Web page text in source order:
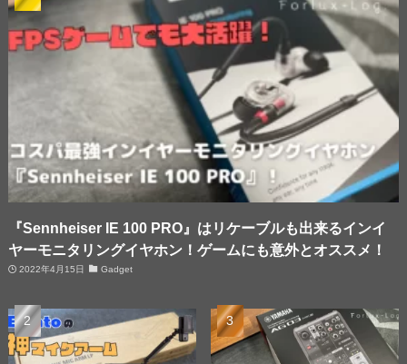
『Sennheiser IE 100 PRO』はリケーブルも出来るインイ
ヤーモニタリングイヤホン！ゲームにも意外とオススメ！
2022年4月15日 Gadget